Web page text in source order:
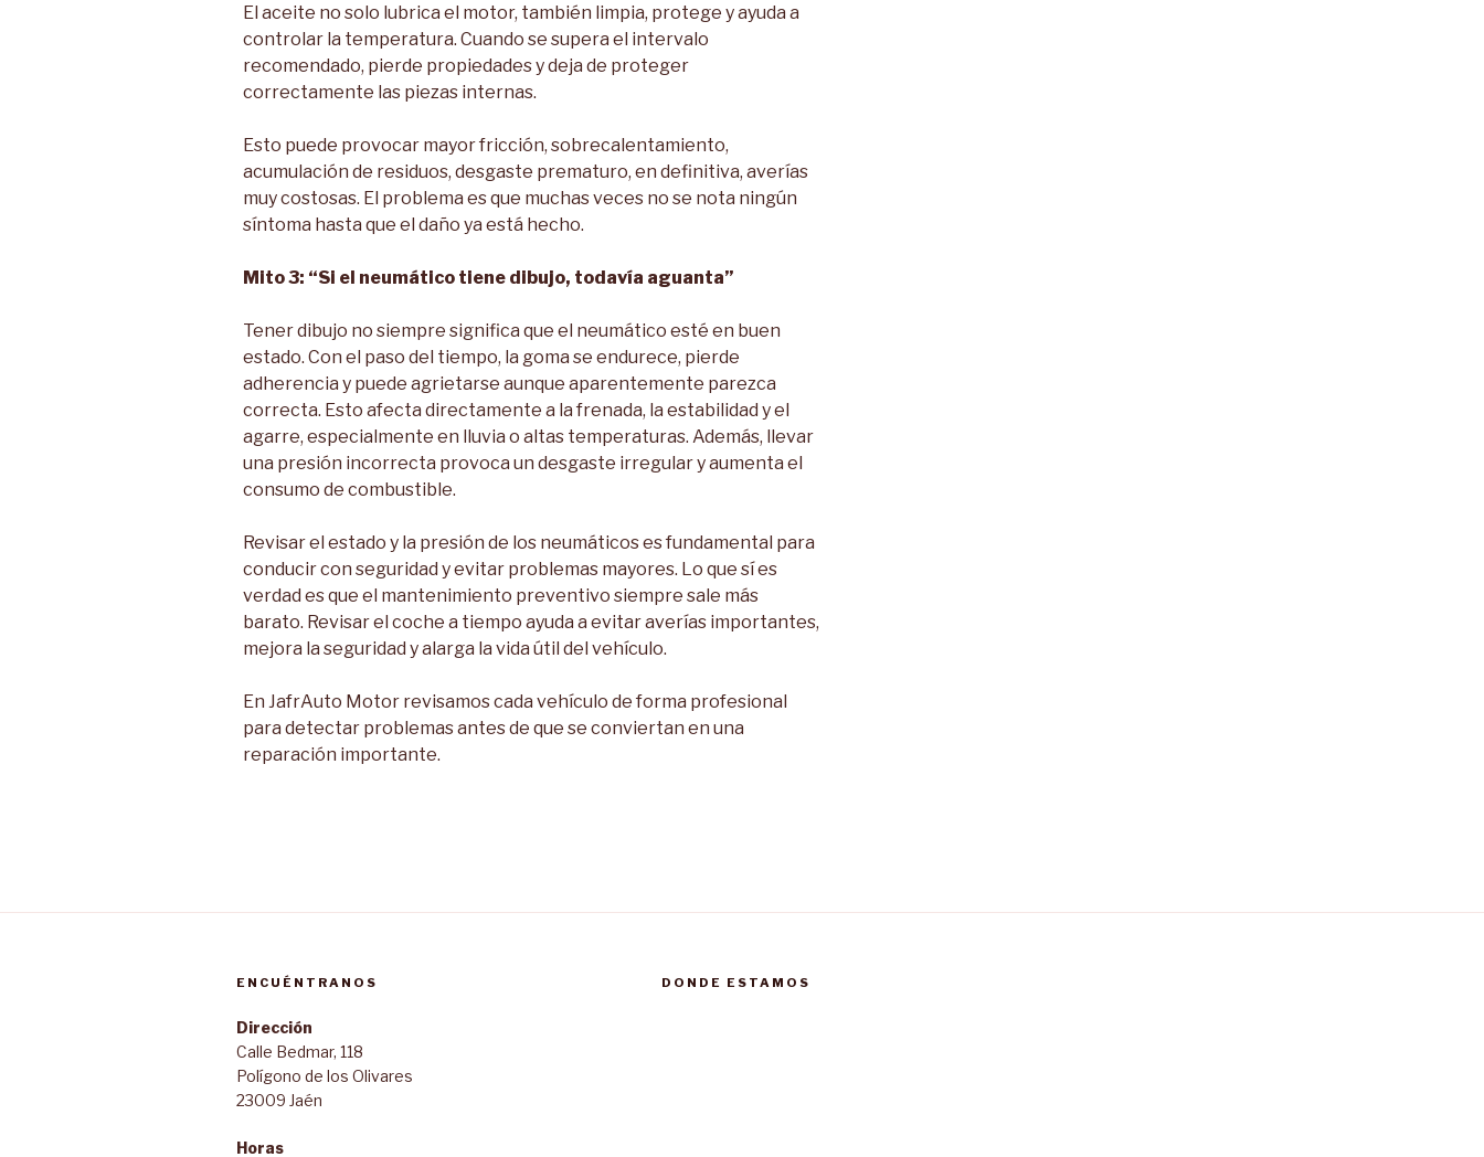
El aceite no solo lubrica el motor, también limpia, protege y ayuda a
controlar la temperatura. Cuando se supera el intervalo
recomendado, pierde propiedades y deja de proteger
correctamente las piezas internas.
Esto puede provocar mayor fricción, sobrecalentamiento,
acumulación de residuos, desgaste prematuro, en definitiva, averías
muy costosas. El problema es que muchas veces no se nota ningún
síntoma hasta que el daño ya está hecho.
Mito 3: “Si el neumático tiene dibujo, todavía aguanta”
Tener dibujo no siempre significa que el neumático esté en buen
estado. Con el paso del tiempo, la goma se endurece, pierde
adherencia y puede agrietarse aunque aparentemente parezca
correcta. Esto afecta directamente a la frenada, la estabilidad y el
agarre, especialmente en lluvia o altas temperaturas. Además, llevar
una presión incorrecta provoca un desgaste irregular y aumenta el
consumo de combustible.
Revisar el estado y la presión de los neumáticos es fundamental para
conducir con seguridad y evitar problemas mayores. Lo que sí es
verdad es que el mantenimiento preventivo siempre sale más
barato. Revisar el coche a tiempo ayuda a evitar averías importantes,
mejora la seguridad y alarga la vida útil del vehículo.
En JafrAuto Motor revisamos cada vehículo de forma profesional
para detectar problemas antes de que se conviertan en una
reparación importante.
ENCUÉNTRANOS
Dirección
Calle Bedmar, 118
Polígono de los Olivares
23009 Jaén
Horas
DONDE ESTAMOS